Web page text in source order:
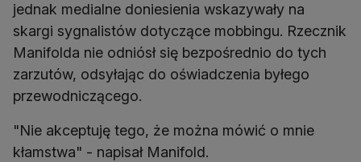
jednak medialne doniesienia wskazywały na
skargi sygnalistów dotyczące mobbingu. Rzecznik
Manifolda nie odniósł się bezpośrednio do tych
zarzutów, odsyłając do oświadczenia byłego
przewodniczącego.
"Nie akceptuję tego, że można mówić o mnie
kłamstwa" - napisał Manifold.